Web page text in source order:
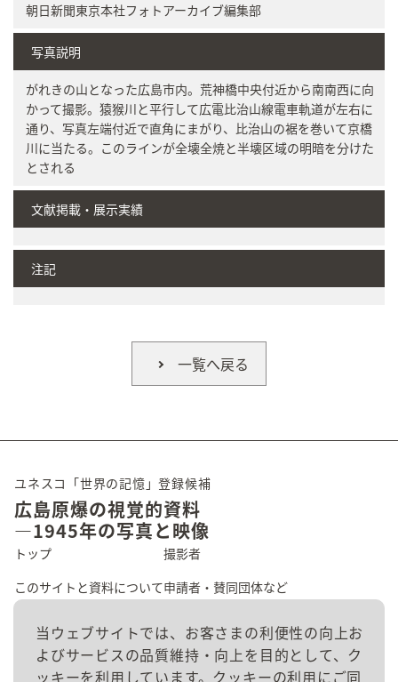
朝日新聞東京本社フォトアーカイブ編集部
写真説明
がれきの山となった広島市内。荒神橋中央付近から南南西に向
かって撮影。猿猴川と平行して広電比治山線電車軌道が左右に
通り、写真左端付近で直角にまがり、比治山の裾を巻いて京橋
川に当たる。このラインが全壊全焼と半壊区域の明暗を分けた
とされる
文献掲載・展示実績
注記
一覧へ戻る
当ウェブサイトでは、お客さまの利便性の向上お
よびサービスの品質維持・向上を目的として、ク
ッキーを利用しています。クッキーの利用にご同
ユネスコ「世界の記憶」登録候補
広島原爆の視覚的資料
―1945年の写真と映像
トップ
このサイトと資料について
資料を探す
撮影者
申請者・賛同団体など
お問い合わせ